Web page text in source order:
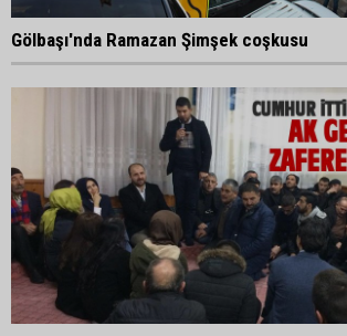
Gölbaşı'nda Ramazan Şimşek coşkusu